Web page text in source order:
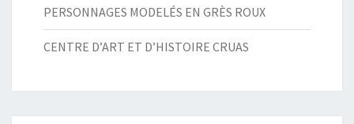
PERSONNAGES MODELÉS EN GRÈS ROUX
CENTRE D’ART ET D’HISTOIRE CRUAS